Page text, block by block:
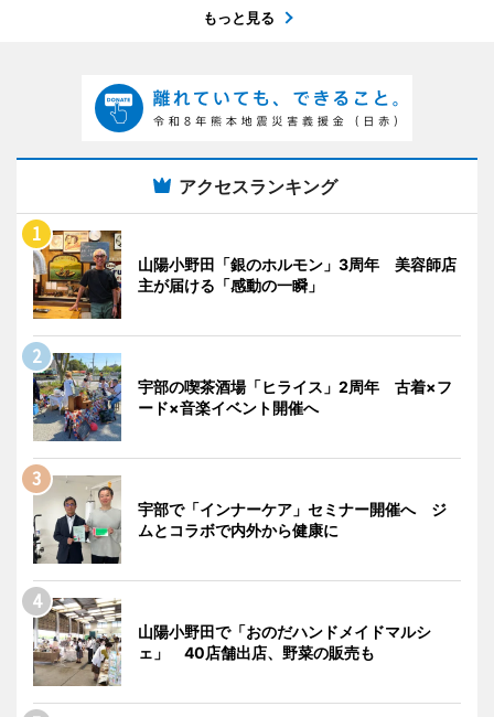
もっと見る
アクセスランキング
山陽小野田「銀のホルモン」3周年 美容師店
主が届ける「感動の一瞬」
宇部の喫茶酒場「ヒライス」2周年 古着×フ
ード×音楽イベント開催へ
宇部で「インナーケア」セミナー開催へ ジ
ムとコラボで内外から健康に
山陽小野田で「おのだハンドメイドマルシ
ェ」 40店舗出店、野菜の販売も